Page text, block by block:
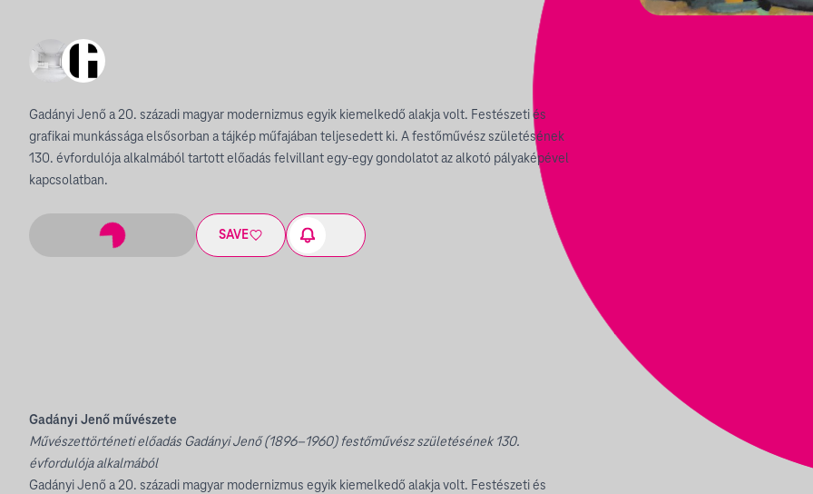
Gadányi Jenő a 20. századi magyar modernizmus egyik kiemelkedő alakja volt. Festészeti és
grafikai munkássága elsősorban a tájkép műfajában teljesedett ki. A festőművész születésének
130. évfordulója alkalmából tartott előadás felvillant egy-egy gondolatot az alkotó pályaképével
kapcsolatban.
SAVE
Gadányi Jenő művészete
Művészettörténeti előadás Gadányi Jenő (1896–1960) festőművész születésének 130.
évfordulója alkalmából
Gadányi Jenő a 20. századi magyar modernizmus egyik kiemelkedő alakja volt. Festészeti és